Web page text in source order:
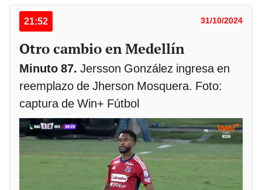
21:52 31/10/2024
Otro cambio en Medellín
Minuto 87. Jersson González ingresa en
reemplazo de Jherson Mosquera. Foto:
captura de Win+ Fútbol